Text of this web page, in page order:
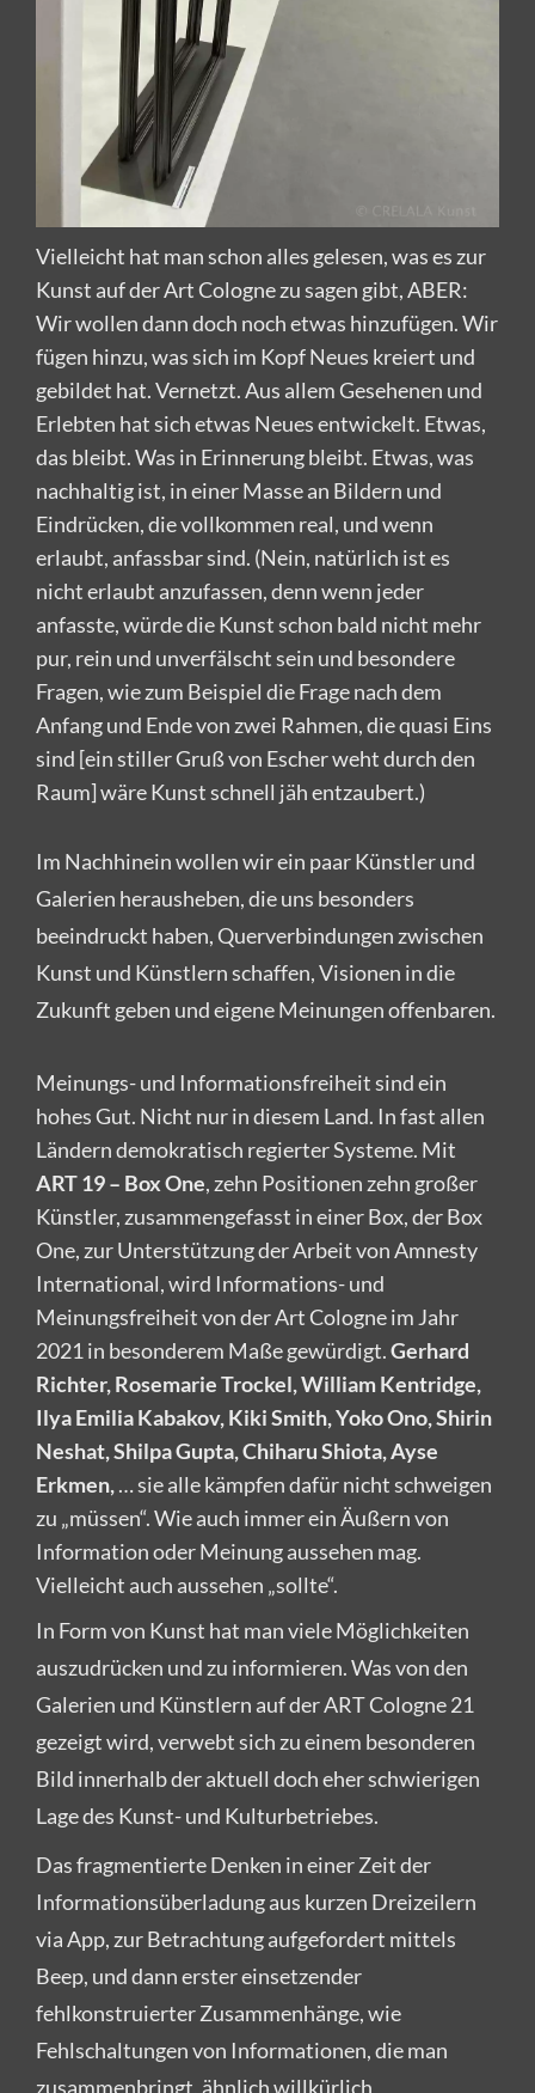
Vielleicht hat man schon alles gelesen, was es zur
Kunst auf der Art Cologne zu sagen gibt, ABER:
Wir wollen dann doch noch etwas hinzufügen. Wir
fügen hinzu, was sich im Kopf Neues kreiert und
gebildet hat. Vernetzt. Aus allem Gesehenen und
Erlebten hat sich etwas Neues entwickelt. Etwas,
das bleibt. Was in Erinnerung bleibt. Etwas, was
nachhaltig ist, in einer Masse an Bildern und
Eindrücken, die vollkommen real, und wenn
erlaubt, anfassbar sind. (Nein, natürlich ist es
nicht erlaubt anzufassen, denn wenn jeder
anfasste, würde die Kunst schon bald nicht mehr
pur, rein und unverfälscht sein und besondere
Fragen, wie zum Beispiel die Frage nach dem
Anfang und Ende von zwei Rahmen, die quasi Eins
sind [ein stiller Gruß von Escher weht durch den
Raum] wäre Kunst schnell jäh entzaubert.)
Im Nachhinein wollen wir ein paar Künstler und
Galerien herausheben, die uns besonders
beeindruckt haben, Querverbindungen zwischen
Kunst und Künstlern schaffen, Visionen in die
Zukunft geben und eigene Meinungen offenbaren.
Meinungs- und Informationsfreiheit sind ein
hohes Gut. Nicht nur in diesem Land. In fast allen
Ländern demokratisch regierter Systeme. Mit
ART 19 – Box One, zehn Positionen zehn großer
Künstler, zusammengefasst in einer Box, der Box
One, zur Unterstützung der Arbeit von Amnesty
International, wird Informations- und
Meinungsfreiheit von der Art Cologne im Jahr
2021 in besonderem Maße gewürdigt.Gerhard
Richter, Rosemarie Trockel, William Kentridge,
Ilya Emilia Kabakov, Kiki Smith, Yoko Ono, Shirin
Neshat, Shilpa Gupta, Chiharu Shiota, Ayse
Erkmen,… sie alle kämpfen dafür nicht schweigen
zu „müssen“. Wie auch immer ein Äußern von
Information oder Meinung aussehen mag.
Vielleicht auch aussehen „sollte“.
In Form von Kunst hat man viele Möglichkeiten
auszudrücken und zu informieren. Was von den
Galerien und Künstlern auf der ART Cologne 21
gezeigt wird, verwebt sich zu einem besonderen
Bild innerhalb der aktuell doch eher schwierigen
Lage des Kunst- und Kulturbetriebes.
Das fragmentierte Denken in einer Zeit der
Informationsüberladung aus kurzen Dreizeilern
via App, zur Betrachtung aufgefordert mittels
Beep, und dann erster einsetzender
fehlkonstruierter Zusammenhänge, wie
Fehlschaltungen von Informationen, die man
zusammenbringt, ähnlich willkürlich